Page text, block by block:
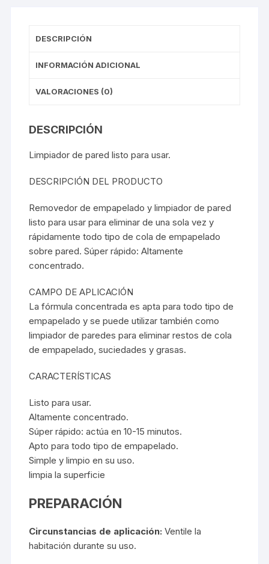
DESCRIPCIÓN
INFORMACIÓN ADICIONAL
VALORACIONES (0)
DESCRIPCIÓN
Limpiador de pared listo para usar.
DESCRIPCIÓN DEL PRODUCTO
Removedor de empapelado y limpiador de pared
listo para usar para eliminar de una sola vez y
rápidamente todo tipo de cola de empapelado
sobre pared. Súper rápido: Altamente
concentrado.
CAMPO DE APLICACIÓN
La fórmula concentrada es apta para todo tipo de
empapelado y se puede utilizar también como
limpiador de paredes para eliminar restos de cola
de empapelado, suciedades y grasas.
CARACTERÍSTICAS
Listo para usar.
Altamente concentrado.
Súper rápido: actúa en 10-15 minutos.
Apto para todo tipo de empapelado.
Simple y limpio en su uso.
limpia la superficie
PREPARACIÓN
Circunstancias de aplicación: Ventile la
habitación durante su uso.